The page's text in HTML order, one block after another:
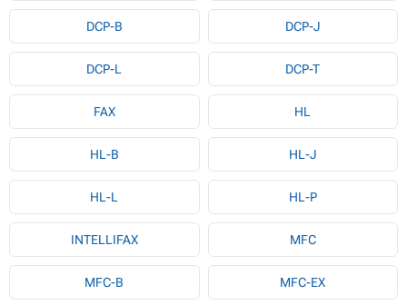
DCP-B DCP-J
DCP-L DCP-T
FAX HL
HL-B HL-J
HL-L HL-P
INTELLIFAX MFC
MFC-B MFC-EX